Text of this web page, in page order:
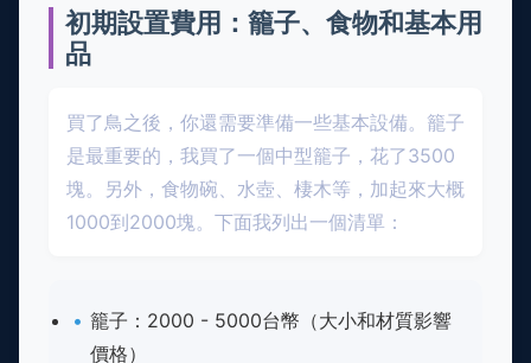
初期設置費用：籠子、食物和基本用
品
買了鳥之後，你還需要準備一些基本設備。籠子
是最重要的，我買了一個中型籠子，花了3500
塊。另外，食物碗、水壺、棲木等，加起來大概
1000到2000塊。下面我列出一個清單：
籠子：2000 - 5000台幣（大小和材質影響
價格）